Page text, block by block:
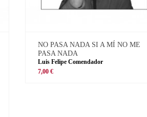
NO PASA NADA SI A MÍ NO ME
PASA NADA
Luis Felipe Comendador
7,00 €